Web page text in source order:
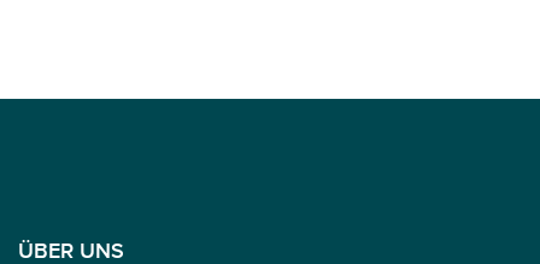
ÜBER UNS